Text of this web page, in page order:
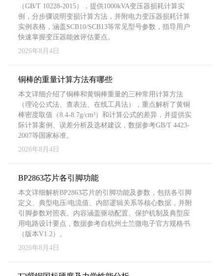
（GB/T 10228-2015），提供1000kVA变压器损耗计算实
例，分步骤说明变损计算方法，并附电力变压器损耗计算
实例表格，涵盖SCB10/SCB13等常见型号参数，指导用户
快速掌握变压器能效评估要点。
2026年8月4日
铜棒的重量计算方法有哪些
本文详细介绍了铜棒和黄铜棒重量的三种常用计算方法
（理论公式法、查表法、在线工具法），重点解析了黄铜
棒密度取值（8.4-8.7g/cm³）和计算公式的差异，并提供实
际计算案例、误差分析及选材建议，数据参考GB/T 4423-
2007等国家标准。
2026年8月4日
BP2863芯片各引脚功能
本文详细解析BP2863芯片的引脚功能及参数，包括各引脚
定义、典型电压/电流值、内部逻辑关系等核心数据，并附
引脚参数对照表。内容涵盖驱动配置、保护机制及典型应
用电路设计要点，数据参考自杭州士兰微电子官方规格书
（版本V1.2）。
2026年8月4日